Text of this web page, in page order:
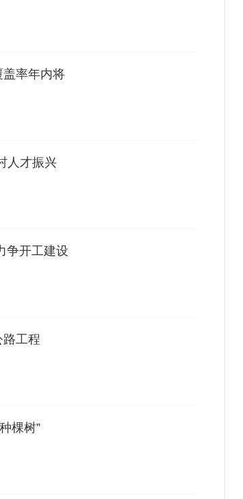
率年内将
人才振兴
争开工建设
路工程
棵树”